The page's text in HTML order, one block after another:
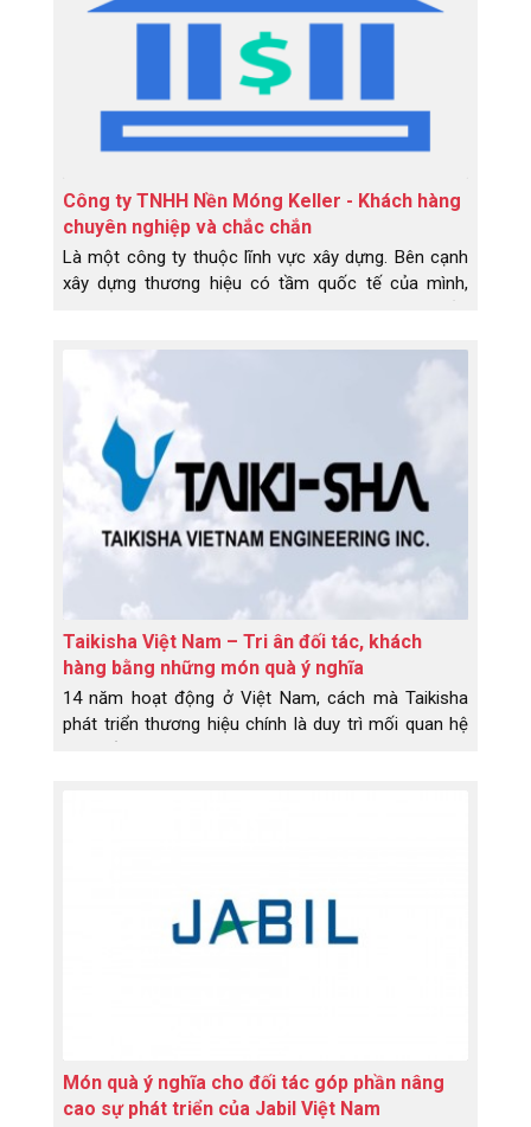
Công ty TNHH Nền Móng Keller - Khách hàng
chuyên nghiệp và chắc chắn
Là một công ty thuộc lĩnh vực xây dựng. Bên cạnh
xây dựng thương hiệu có tầm quốc tế của mình,
Taikisha Việt Nam – Tri ân đối tác, khách
hàng bằng những món quà ý nghĩa
14 năm hoạt động ở Việt Nam, cách mà Taikisha
phát triển thương hiệu chính là duy trì mối quan hệ
Món quà ý nghĩa cho đối tác góp phần nâng
cao sự phát triển của Jabil Việt Nam